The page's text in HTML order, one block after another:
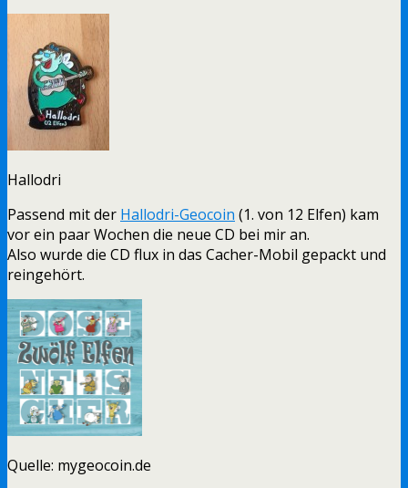
Hallodri
Passend mit der Hallodri-Geocoin (1. von 12 Elfen) kam
vor ein paar Wochen die neue CD bei mir an.
Also wurde die CD flux in das Cacher-Mobil gepackt und
reingehört.
Quelle: mygeocoin.de